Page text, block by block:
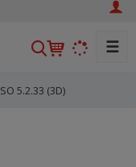
V
h
☰
SO 5.2.33 (3D)